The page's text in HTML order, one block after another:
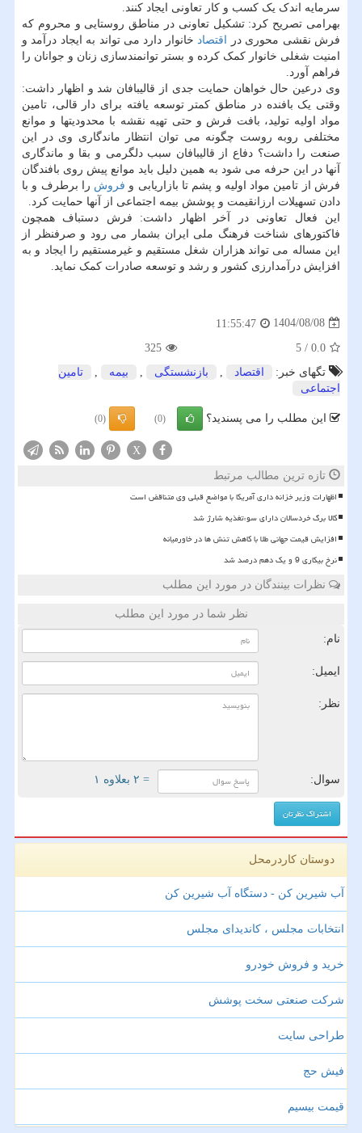
سرمایه اندک یک کسب و کار تعاونی ایجاد کنند.
بهرامی تصریح کرد: تشکیل تعاونی در مناطق روستایی و محروم که
فرش نقشی محوری در
اقتصادخانوار دارد می تواند به ایجاد درآمد و
امنیت شغلی خانوار کمک کرده و بستر توانمندسازی زنان و جوانان را
فراهم آورد.
وی درعین حال خواهان حمایت جدی از قالیبافان شد و اظهار داشت:
وقتی یک بافنده در مناطق کمتر توسعه یافته برای دار قالی، تامین
مواد اولیه تولید، بافت فرش و حتی تهیه نقشه با محدودیتها و موانع
مختلفی روبه روست چگونه می توان انتظار ماندگاری وی در این
صنعت را داشت؟ دفاع از قالیبافان سبب دلگرمی و بقا و ماندگاری
آنها در این حرفه می شود به همین دلیل باید موانع پیش روی بافندگان
فرش از تامین مواد اولیه و پشم تا بازاریابی و فروش را برطرف و با
دادن تسهیلات ارزانقیمت و پوشش بیمه اجتماعی از آنها حمایت کرد.
این فعال تعاونی در آخر اظهار داشت: فرش دستباف همچون
فاکتورهای شناخت فرهنگ ملی ایران بشمار می رود و صرفنظر از
این مساله می تواند هزاران شغل مستقیم و غیرمستقیم را ایجاد و به
افزایش درآمدارزی کشور و رشد و توسعه صادرات کمک نماید.
1404/08/08
11:55:47
0.0
/
5
325
تگهای خبر:
اقتصاد , بازنشستگی , بیمه ,
تامین
اجتماعی
این مطلب را می پسندید؟ (0)
(0)
X
تازه ترین مطالب مرتبط
اظهارات وزیر خزانه داری آمریکا با مواضع قبلی وی متناقض است
کالا برگ خردسالان دارای سوءتغذیه شارژ شد
افزایش قیمت جهانی طلا با کاهش تنش ها در خاورمیانه
نرخ بیکاری 9 و یک دهم درصد شد
نظرات بینندگان در مورد این مطلب
نظر شما در مورد این مطلب
نام:
ایمیل:
نظر:
سوال: = ۲ بعلاوه ۱
دوستان کاردرمحل
آب شیرین کن - دستگاه آب شیرین کن
انتخابات مجلس ، کاندیدای مجلس
خرید و فروش خودرو
شرکت صنعتی سخت پوشش
طراحی سایت
فیش حج
قیمت بیسیم